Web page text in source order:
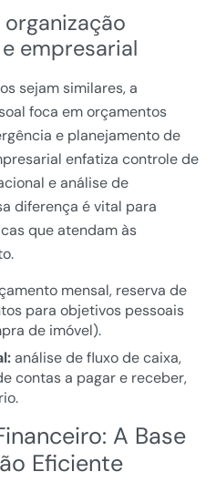
organização
empresarial
sejam similares, a
foca em orçamentos
e planejamento de
enfatiza controle de
e análise de
diferença é vital para
que atendam às
mensal, reserva de
para objetivos pessoais
de imóvel).
análise de fluxo de caixa,
contas a pagar e receber,
A Base
Eficiente